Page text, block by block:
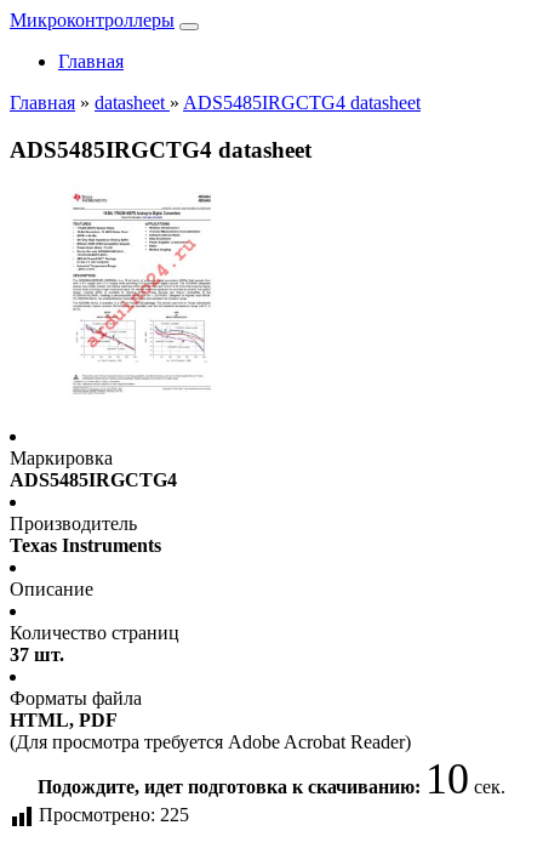
Микроконтроллеры
Главная
Главная » datasheet » ADS5485IRGCTG4 datasheet
ADS5485IRGCTG4 datasheet
Маркировка
ADS5485IRGCTG4
Производитель
Texas Instruments
Описание
Количество страниц
37 шт.
Форматы файла
HTML, PDF
(Для просмотра требуется Adobe Acrobat Reader)
Подождите, идет подготовка к скачиванию: 10 сек.
Просмотрено: 225